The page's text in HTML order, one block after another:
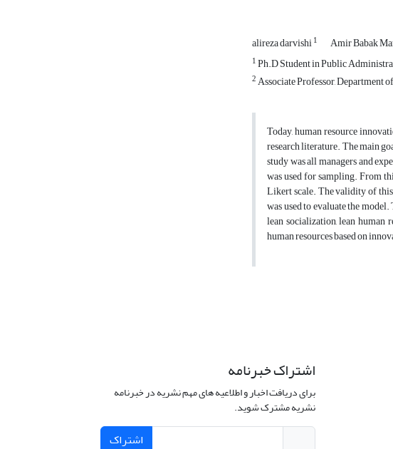
alireza darvishi1 Amir Babak
1Ph.D Student in Public
2Associate Professor, Department
Today, human resource
research literature. The main
study was all managers and
was used for sampling. From
Likert scale. The validity of
was used to evaluate the
lean socialization, lean human
human resources based on
اشتراک خبرنامه
برای دریافت اخبار و اطلاعیه های مهم نشریه در خبرنامه
نشریه مشترک شوید.
اشتراک